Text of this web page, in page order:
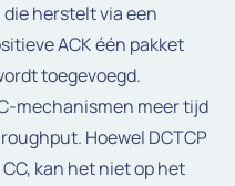
herstelt via een
ACK één pakket
toegevoegd.
mechanismen meer tijd
Hoewel DCTCP
kan het niet op het